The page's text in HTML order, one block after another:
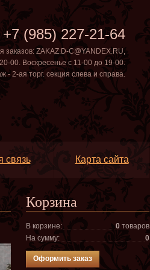
+7 (985) 227-21-64
заказов: ZAKAZ.D-C@YANDEX.RU,
00. Воскресенье с 11-00 до 19-00.
2-ая торг. секция слева и справа.
связь Карта сайта
Корзина
В корзине: 0 товарoв
На сумму:
0
Оформить заказ